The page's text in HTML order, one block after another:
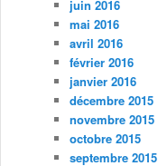
juin 2016
mai 2016
avril 2016
février 2016
janvier 2016
décembre 2015
novembre 2015
octobre 2015
septembre 2015